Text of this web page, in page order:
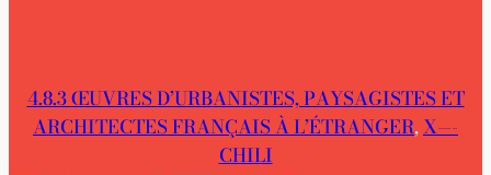
4.8.3 ŒUVRES D’URBANISTES, PAYSAGISTES ET
ARCHITECTES FRANÇAIS À L’ÉTRANGER, X—-
CHILI